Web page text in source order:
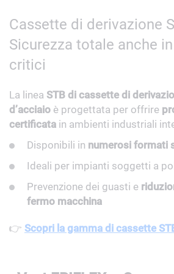
Cassette di derivazione
Sicurezza totale anche
critici
La linea STB di cassette di
d’acciaio è progettata per offrire
certificata in ambienti industriali
Disponibili in numerosi formati
Ideali per impianti soggetti a
Prevenzione dei guasti e
fermo macchina
👉 Scopri la gamma di cassette